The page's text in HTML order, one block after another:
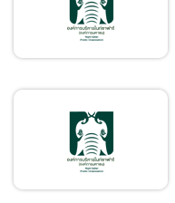
จ้างจัดกิจกรรมวันเฉลิม
พระชนมพรรษาสมเด็จพระราชิ
นีฯ โดยวิธีเฉพาะเจาะจง
แบบ บก.06 จัดจ้างจ้าง
ซ่อมแซมหลังคาบ้านพักแคมป์